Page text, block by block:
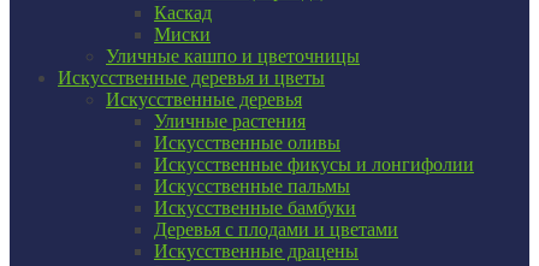
Каскад
Миски
Уличные кашпо и цветочницы
Искусственные деревья и цветы
Искусственные деревья
Уличные растения
Искусственные оливы
Искусственные фикусы и лонгифолии
Искусственные пальмы
Искусственные бамбуки
Деревья с плодами и цветами
Искусственные драцены